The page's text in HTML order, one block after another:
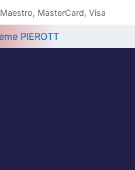
Maestro, MasterCard, Visa